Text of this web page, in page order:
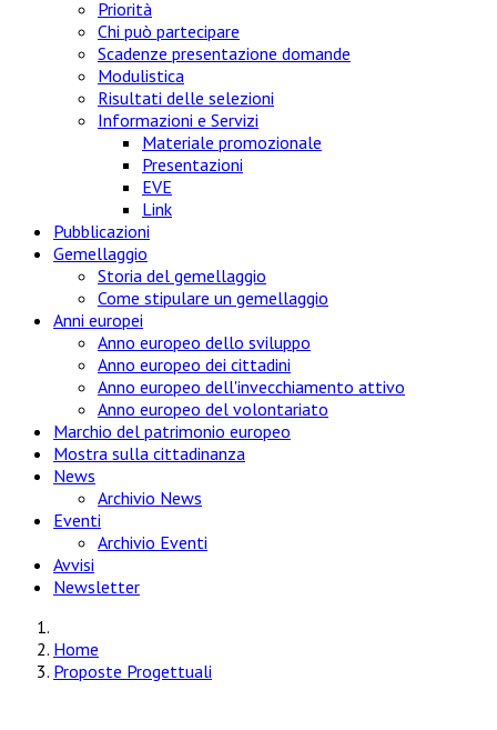
Priorità
Chi può partecipare
Scadenze presentazione domande
Modulistica
Risultati delle selezioni
Informazioni e Servizi
Materiale promozionale
Presentazioni
EVE
Link
Pubblicazioni
Gemellaggio
Storia del gemellaggio
Come stipulare un gemellaggio
Anni europei
Anno europeo dello sviluppo
Anno europeo dei cittadini
Anno europeo dell'invecchiamento attivo
Anno europeo del volontariato
Marchio del patrimonio europeo
Mostra sulla cittadinanza
News
Archivio News
Eventi
Archivio Eventi
Avvisi
Newsletter
Home
Proposte Progettuali